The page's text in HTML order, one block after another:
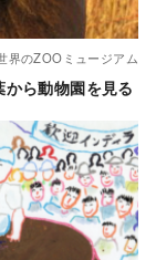
界のZOOミュージアム
ら動物園を見る